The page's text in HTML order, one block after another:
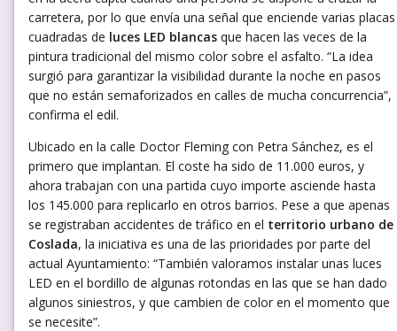
carretera, por lo que envía una señal que enciende varias placas
cuadradas de luces LED blancas que hacen las veces de la
pintura tradicional del mismo color sobre el asfalto. “La idea
surgió para garantizar la visibilidad durante la noche en pasos
que no están semaforizados en calles de mucha concurrencia”,
confirma el edil.
Ubicado en la calle Doctor Fleming con Petra Sánchez, es el
primero que implantan. El coste ha sido de 11.000 euros, y
ahora trabajan con una partida cuyo importe asciende hasta
los 145.000 para replicarlo en otros barrios. Pese a que apenas
se registraban accidentes de tráfico en el territorio urbano de
Coslada, la iniciativa es una de las prioridades por parte del
actual Ayuntamiento: “También valoramos instalar unas luces
LED en el bordillo de algunas rotondas en las que se han dado
algunos siniestros, y que cambien de color en el momento que
se necesite”.